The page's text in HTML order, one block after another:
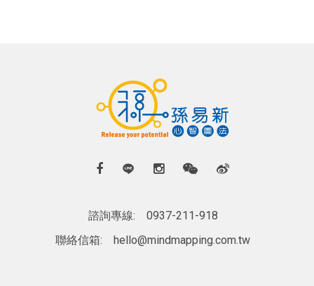
諮詢專線:
0937-211-918
聯絡信箱:
hello@mindmapping.com.tw